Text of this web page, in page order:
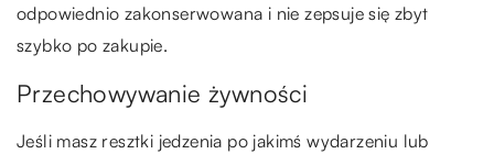
odpowiednio zakonserwowana i nie zepsuje się zbyt
szybko po zakupie.
Przechowywanie żywności
Jeśli masz resztki jedzenia po jakimś wydarzeniu lub